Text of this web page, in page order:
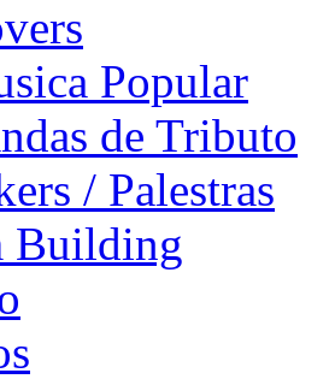
Popular
de Tributo
/ Palestras
Building